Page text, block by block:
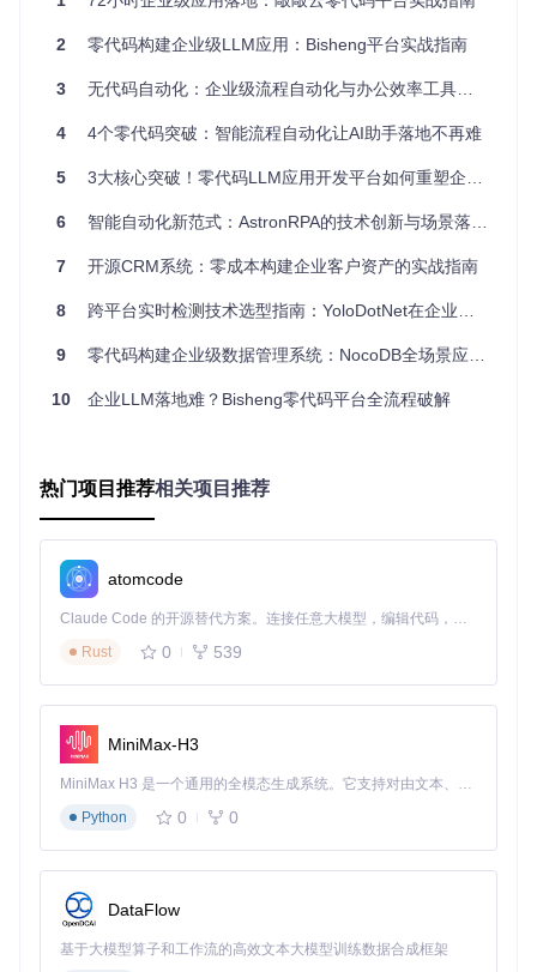
001信息安全标准。支持审计日志追踪与版本控制，确保敏感
数据在可视化过程中的全程可管控。
二、技术解构：核心架构与实现原理
2.1 文档操作引擎
方案的核心竞争力在于其基于Office Open XML (OOXML)标
erPoint文档的细粒度控制：
# Excel图表生成核心逻辑示例
from office.schemas import CT_BarChart, CT_NumDataSource
# 1. 创建数据源
    values=[
25, 45 , 30, 55, 40],
# 2. 配置图表样式
"colors": {"primary"
}
chart = ChartFactory.create(
    chart_type=CT_BarChart,
    data=data_source,
    style=chart_style
chart.embed_in_worksheet(
功能文档::xlsx/SKILL.md
系统内置的工作流引擎支持可视化流程编排，通过以下核心模
块实现全流程自动化：
2 零代码构建企业级LLM应用：Bisheng平台实战指南
3 无代码自动化：企业级流程自动化与办公效率工具的开源解决方案
4 4个零代码突破：智能流程自动化让AI助手落地不再难
5 3大核心突破！零代码LLM应用开发平台如何重塑企业AI落地效率
6 智能自动化新范式：AstronRPA的技术创新与场景落地实践
7 开源CRM系统：零成本构建企业客户资产的实战指南
8 跨平台实时检测技术选型指南：YoloDotNet在企业级部署中的实践
9 零代码构建企业级数据管理系统：NocoDB全场景应用指南
10 企业LLM落地难？Bisheng零代码平台全流程破解
热门项目推荐相关项目推荐
atomcode
Claude Code 的开源替代方案。连接任意大模型，编辑代码，运行命令，自动验证 — 全自动执行。用 Rust 构建，极致性能。 ｜ An open-source alternative to Claude Code. Connect any LLM, edit code, run commands, and verify changes — autonomously. Built in Rust for speed. Get Started
Rust
0 539
MiniMax-H3
MiniMax H3 是一个通用的全模态生成系统。它支持对由文本、图像、视频和音频组成的多模态上下文进行统一理解，并能生成分辨率高达 2K、时长可达 15 秒的带原生立体声音频的视频。得益于面向任务泛化的系统设计，H3 在预训练阶段就已具备广泛的多模态上下文理解与生成能力，能够出色地执行复杂的多模态指令。
Python
0 0
DataFlow
基于大模型算子和工作流的高效文本大模型训练数据合成框架